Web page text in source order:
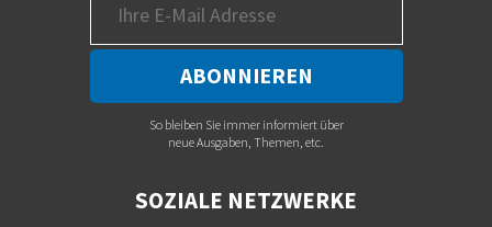
So bleiben Sie immer informiert über
neue Ausgaben, Themen, etc.
SOZIALE NETZWERKE